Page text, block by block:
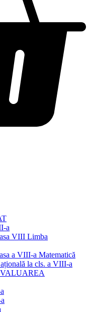
a
VIII Limba
a VIII-a Matematică
la cls. a VIII-a